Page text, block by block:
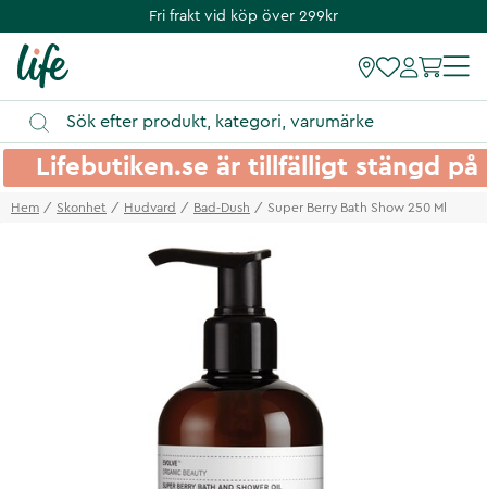
Fri frakt vid köp över 299kr
Lifebutiken.se är tillfälligt stängd
Hem Skonhet Hudvard Bad-Dush Super Berry Bath Show 250 Ml